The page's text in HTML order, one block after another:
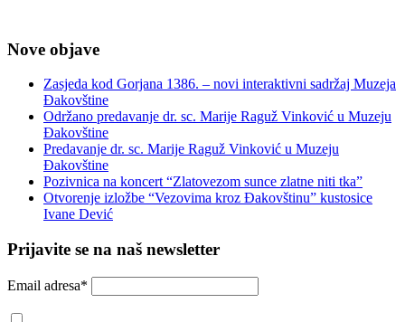
Nove objave
Zasjeda kod Gorjana 1386. – novi interaktivni sadržaj Muzeja
Đakovštine
Održano predavanje dr. sc. Marije Raguž Vinković u Muzeju
Đakovštine
Predavanje dr. sc. Marije Raguž Vinković u Muzeju
Đakovštine
Pozivnica na koncert “Zlatovezom sunce zlatne niti tka”
Otvorenje izložbe “Vezovima kroz Đakovštinu” kustosice
Ivane Dević
Prijavite se na naš newsletter
Email adresa*